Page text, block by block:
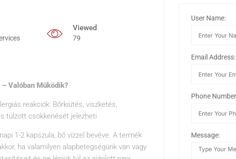
Viewed
79
Valóban Működik?
reakciók: Bőrkiütés, viszketés,
túlzott csökkenését jelezheti
1-2 kapszula, bő vízzel bevéve. A termék
ha valamilyen alapbetegségünk van vagy
User Name:
Email Address:
Phone
Message: